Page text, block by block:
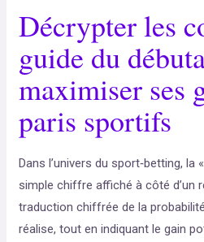
Décrypter les
guide du
maximiser ses
paris sportifs
Dans l’univers du sport‑betting, la
simple chiffre affiché à côté d’un
traduction chiffrée de la
réalise, tout en indiquant le gain